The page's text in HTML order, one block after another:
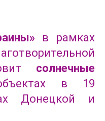
в рамках
солнечные
в 19
Донецкой и